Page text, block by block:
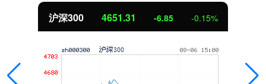
北证50 1122.88 3.42